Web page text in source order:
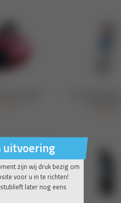
uitvoering
zijn wij druk bezig om
voor u in te richten!
later nog eens